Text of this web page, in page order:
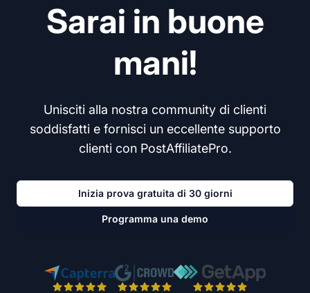
Sarai in buone
mani!
Unisciti alla nostra community di clienti
soddisfatti e fornisci un eccellente supporto
clienti con PostAffiliatePro.
Inizia prova gratuita di 30 giorni
Programma una demo